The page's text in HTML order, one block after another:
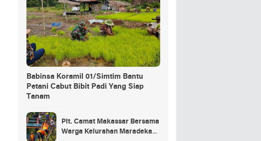
Babinsa Koramil 01/Simtim Bantu
Petani Cabut Bibit Padi Yang Siap
Tanam
Plt. Camat Makassar Bersama
Warga Kelurahan Maradekaya